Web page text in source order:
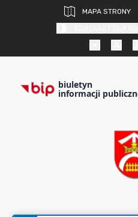
MAPA STRONY
biuletyn
informacji